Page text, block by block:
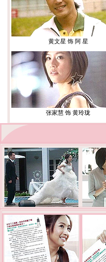
黄文星 饰 阿 星
张家慧 饰 黄玲珑